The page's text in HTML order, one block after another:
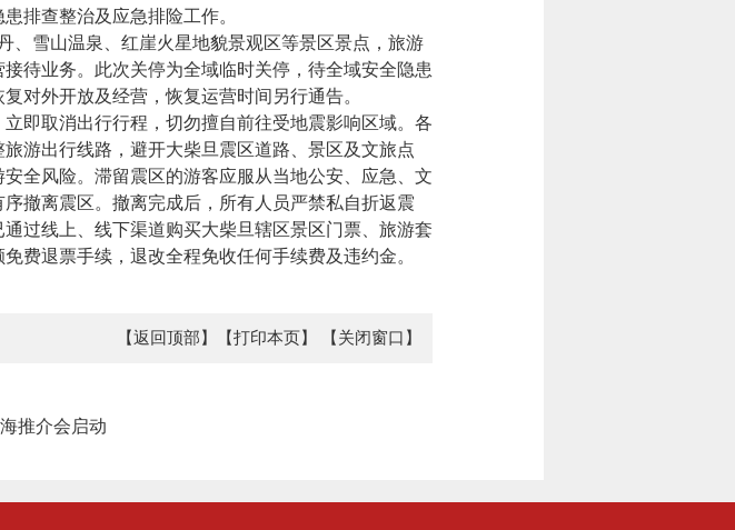
排查整治及应急排险工作。
雪山温泉、红崖火星地貌景观区等景区景点，旅游
待业务。此次关停为全域临时关停，待全域安全隐患
对外开放及经营，恢复运营时间另行通告。
取消出行行程，切勿擅自前往受地震影响区域。各
游出行线路，避开大柴旦震区道路、景区及文旅点
全风险。滞留震区的游客应服从当地公安、应急、文
撤离震区。撤离完成后，所有人员严禁私自折返震
过线上、线下渠道购买大柴旦辖区景区门票、旅游套
费退票手续，退改全程免收任何手续费及违约金。
【返回顶部】 【打印本页】 【关闭窗口】
推介会启动